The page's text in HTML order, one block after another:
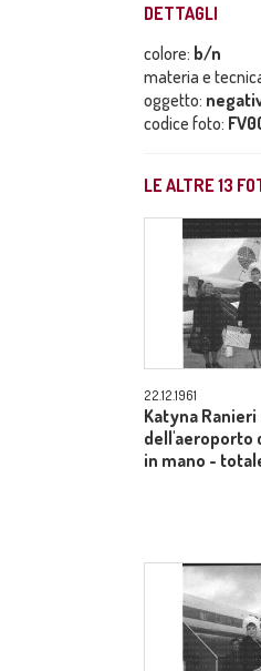
DETTAGLI
colore: b/n
materia e
oggetto:
codice foto:
LE ALTRE13
22.12.1961
Katyna
dell'aeroporto
in mano -